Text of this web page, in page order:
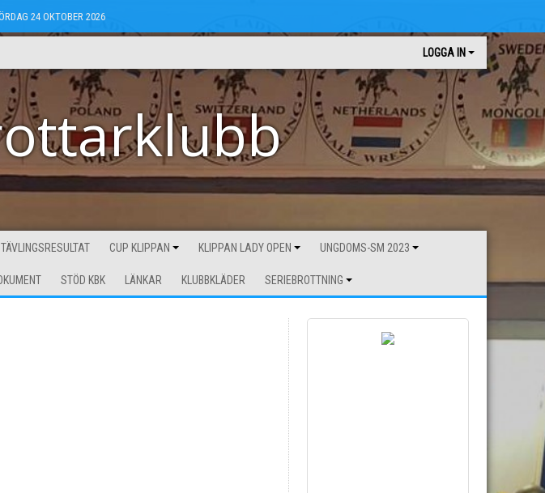
24 OKTOBER 2026
LOGGA IN
TÄVLINGSRESULTAT CUP KLIPPAN KLIPPAN LADY OPEN UNGDOMS-SM 2023
STÖD KBK LÄNKAR KLUBBKLÄDER SERIEBROTTNING